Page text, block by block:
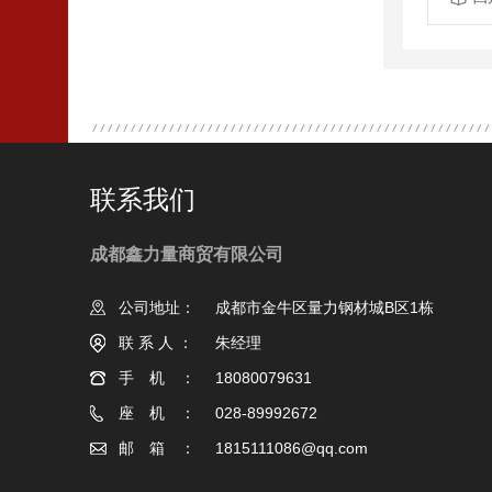
联系我们
成都鑫力量商贸有限公司
公司地址：
成都市金牛区量力钢材城B区1栋
联系人：
朱经理
手机：
18080079631
座机：
028-89992672
邮箱：
1815111086@qq.com